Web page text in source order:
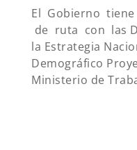
El Gobierno
de ruta con las
la Estrategia
Demográfico
Ministerio de